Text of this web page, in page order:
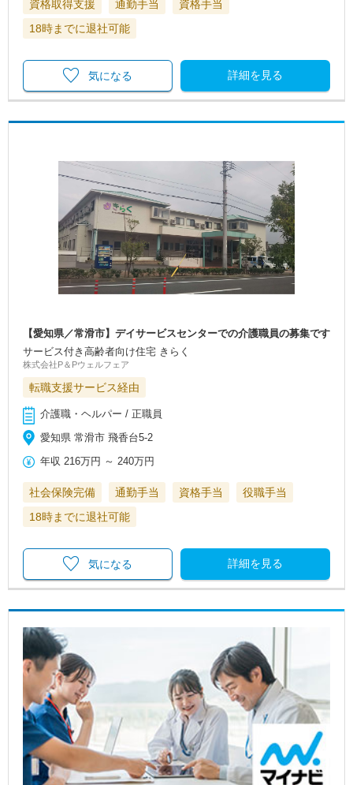
資格取得支援 通勤手当
資格手当
18時までに退社可能
詳細を見る
気になる
【愛知県／常滑市】デイサービスセンターでの介護職員の募集です
サービス付き高齢者向け住宅 きらく
株式会社P＆Pウェルフェア
転職支援サービス経由
介護職・ヘルパー / 正職員
愛知県 常滑市 飛香台5-2
年収 216万円 ～ 240万円
社会保険完備 通勤手当 資格手当
役職手当
18時までに退社可能
詳細を見る
気になる